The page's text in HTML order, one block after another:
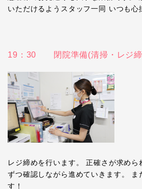
いただけるようスタッフ一同 いつも心
19：30 閉院準備(清掃・レジ締
レジ締めを行います。 正確さが求めら
ずつ確認しながら進めていきます。 ま
す！